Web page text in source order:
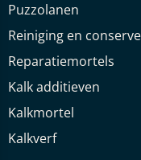
Puzzolanen
Reiniging en
Reparatiemortels
Kalk additieven
Kalkmortel
Kalkverf